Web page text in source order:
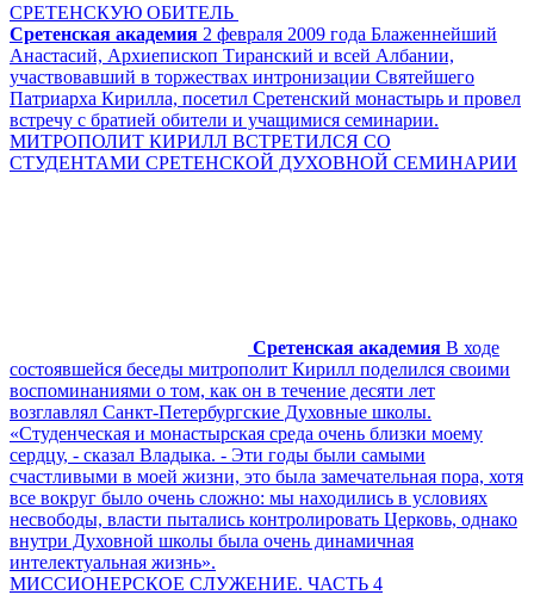
СРЕТЕНСКУЮ ОБИТЕЛЬ
Сретенская академия 2 февраля 2009 года Блаженнейший
Анастасий, Архиепископ Тиранский и всей Албании,
участвовавший в торжествах интронизации Святейшего
Патриарха Кирилла, посетил Сретенский монастырь и провел
встречу с братией обители и учащимися семинарии.
МИТРОПОЛИТ КИРИЛЛ ВСТРЕТИЛСЯ СО
СТУДЕНТАМИ СРЕТЕНСКОЙ ДУХОВНОЙ СЕМИНАРИИ
Сретенская академия В ходе
состоявшейся беседы митрополит Кирилл поделился своими
воспоминаниями о том, как он в течение десяти лет
возглавлял Санкт-Петербургские Духовные школы.
«Студенческая и монастырская среда очень близки моему
сердцу, - сказал Владыка. - Эти годы были самыми
счастливыми в моей жизни, это была замечательная пора, хотя
все вокруг было очень сложно: мы находились в условиях
несвободы, власти пытались контролировать Церковь, однако
внутри Духовной школы была очень динамичная
интелектуальная жизнь».
МИССИОНЕРСКОЕ СЛУЖЕНИЕ. ЧАСТЬ 4